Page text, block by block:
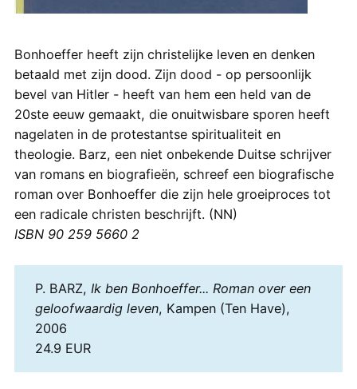
Bonhoeffer heeft zijn christelijke leven en denken
betaald met zijn dood. Zijn dood - op persoonlijk
bevel van Hitler - heeft van hem een held van de
20ste eeuw gemaakt, die onuitwisbare sporen heeft
nagelaten in de protestantse spiritualiteit en
theologie. Barz, een niet onbekende Duitse schrijver
van romans en biografieën, schreef een biografische
roman over Bonhoeffer die zijn hele groeiproces tot
een radicale christen beschrijft. (NN)
ISBN 90 259 5660 2
P. BARZ, Ik ben Bonhoeffer... Roman over een
geloofwaardig leven, Kampen (Ten Have),
2006
24.9 EUR